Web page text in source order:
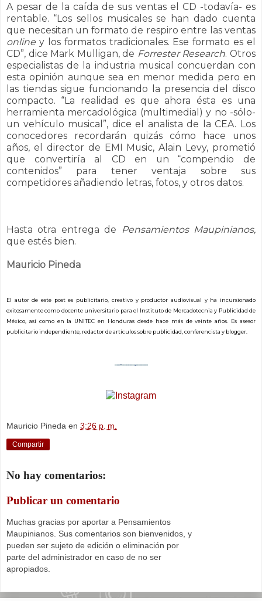
A pesar de la caída de sus ventas el CD -todavía- es
rentable. “Los sellos musicales se han dado cuenta
que necesitan un formato de respiro entre las ventas
online y los formatos tradicionales. Ese formato es el
CD”, dice Mark Mulligan, de Forrester Research. Otros
especialistas de la industria musical concuerdan con
esta opinión aunque sea en menor medida pero en
las tiendas sigue funcionando la presencia del disco
compacto. “La realidad es que ahora ésta es una
herramienta mercadológica (multimedial) y no -sólo-
un vehículo musical”, dice el analista de la CEA. Los
conocedores recordarán quizás cómo hace unos
años, el director de EMI Music, Alain Levy, prometió
que convertiría al CD en un “compendio de
contenidos” para tener ventaja sobre sus
competidores añadiendo letras, fotos, y otros datos.
Hasta otra entrega de
Pensamientos Maupinianos,
que estés bien.
Mauricio Pineda
El autor de este post es publicitario, creativo y productor audiovisual y ha incursionado
exitosamente como docente universitario para el Instituto de Mercadotecnia y Publicidad de
México, así como en la UNITEC en Honduras desde hace más de veinte años. Es asesor
publicitario independiente, redactor de artículos sobre publicidad, conferencista y blogger.
Mauricio Pineda en 3:26 p. m.
Compartir
No hay comentarios:
Publicar un comentario
Muchas gracias por aportar a Pensamientos
Maupinianos. Sus comentarios son bienvenidos, y
pueden ser sujeto de edición o eliminación por
parte del administrador en caso de no ser
apropiados.